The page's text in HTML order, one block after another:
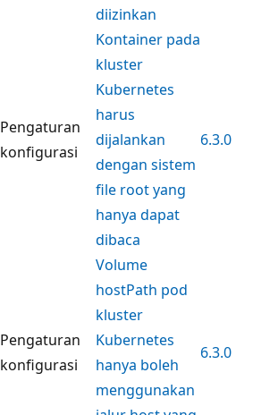
diizinkan
Pengaturan
konfigurasi
Kontainer pada
kluster
Kubernetes
harus
dijalankan
dengan sistem
file root yang
hanya dapat
dibaca
6.3.0
Pengaturan
konfigurasi
Volume
hostPath pod
kluster
Kubernetes
hanya boleh
menggunakan
6.3.0